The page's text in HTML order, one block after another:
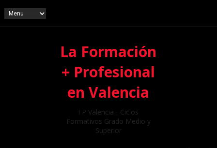
La Formación
+ Profesional
en Valencia
FP Valencia - Ciclos
Formativos Grado Medio y
Superior